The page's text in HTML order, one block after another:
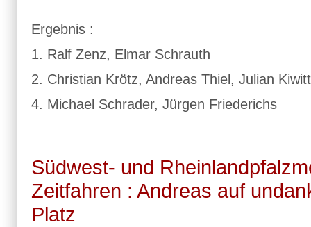
Ergebnis :
1. Ralf Zenz, Elmar Schrauth
2. Christian Krötz, Andreas Thiel, Julian Kiwitt
4. Michael Schrader, Jürgen Friederichs
Südwest- und
Zeitfahren : Andreas auf
Platz